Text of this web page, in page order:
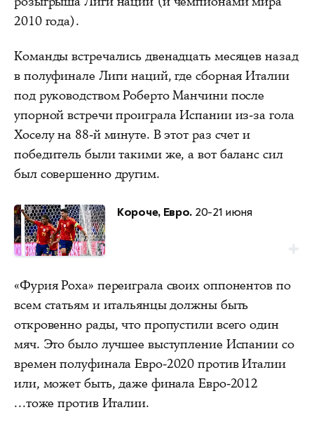
2010 года).
Команды встречались двенадцать месяцев назад
в полуфинале Лиги наций, где сборная Италии
под руководством Роберто Манчини после
упорной встречи проиграла Испании из-за гола
Хоселу на 88-й минуте. В этот раз счет и
победитель были такими же, а вот баланс сил
был совершенно другим.
Короче, Евро. 20-21 июня
«Фурия Роха» переиграла своих оппонентов по
всем статьям и итальянцы должны быть
откровенно рады, что пропустили всего один
мяч. Это было лучшее выступление Испании со
времен полуфинала Евро-2020 против Италии
или, может быть, даже финала Евро-2012
...тоже против Италии.